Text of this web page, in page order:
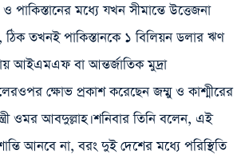
পাকিস্তানের মধ্যে যখন সীমান্তে উত্তেজনা
ঠিক তখনই পাকিস্তানকে ১ বিলিয়ন ডলার ঋণ
আইএমএফ বা আন্তর্জাতিক মুদ্রা
ক্ষোভ প্রকাশ করেছেন জম্মু ও কাশ্মীরের
ওমর আবদুল্লাহ। শনিবার তিনি বলেন, এই
আনবে না, বরং দুই দেশের মধ্যে পরিস্থিতি